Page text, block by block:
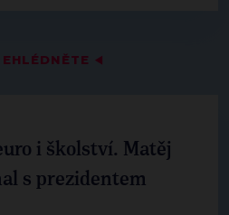
◀
i školství. Matěj
s prezidentem